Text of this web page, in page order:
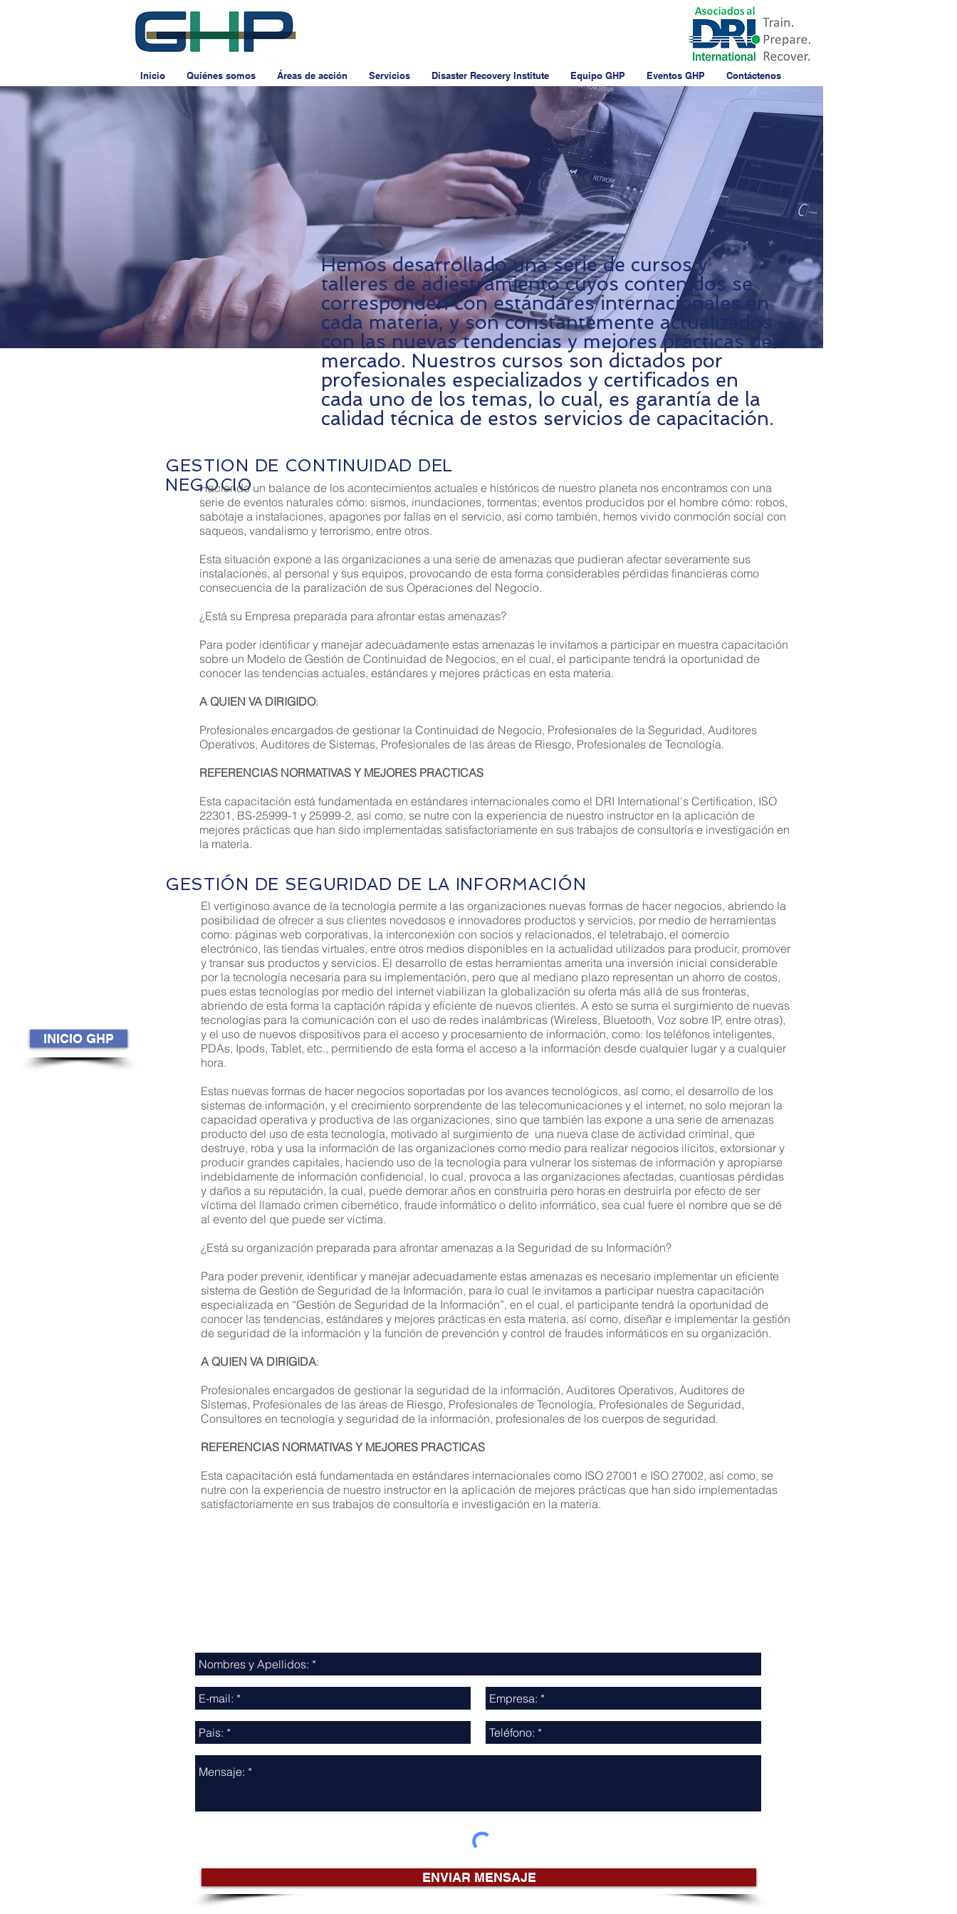
Inicio Quiénes somos Áreas de acción Servicios Disaster Recovery Institute Equipo GHP Eventos GHP Contáctenos
INICIO GHP
Haciendo un balance de los acontecimientos actuales e históricos de nuestro planeta nos
encontramos con una serie de eventos naturales cómo: sismos, inundaciones, tormentas;
eventos producidos por el hombre cómo: robos, sabotaje a instalaciones, apagones por fallas
en el servicio, así como también, hemos vivido conmoción social con saqueos, vandalismo y
terrorismo, entre otros.
Esta situación expone a las organizaciones a una serie de amenazas que pudieran afectar
severamente sus instalaciones, al personal y sus equipos, provocando de esta forma
considerables pérdidas financieras como consecuencia de la paralización de sus
Operaciones del Negocio.
¿Está su Empresa preparada para afrontar estas amenazas?
participante tendrá la oportunidad de conocer las tendencias actuales, estándares y mejores
prácticas en esta materia.
A QUIEN VA DIRIGIDO:
Profesionales encargados de gestionar la Continuidad de Negocio, Profesionales de la
Seguridad, Auditores Operativos, Auditores de Sistemas, Profesionales de las áreas de
Riesgo, Profesionales de Tecnología.
REFERENCIAS NORMATIVAS Y MEJORES PRACTICAS
Esta capacitación está fundamentada en estándares internacionales como el DRI
experiencia de nuestro instructor en la aplicación de mejores prácticas que han sido
implementadas satisfactoriamente en sus trabajos de consultoría e investigación en la materia.
Hemos desarrollado una serie de cursos y
talleres de adiestramiento cuyos contenidos se
corresponden con estándares internacionales en
cada materia, y son constantemente actualizados
con las nuevas tendencias y mejores prácticas del
mercado. Nuestros cursos son dictados por
profesionales especializados y certificados en
cada uno de los temas, lo cual, es garantía de la
calidad técnica de estos servicios de capacitación.
GESTION DE CONTINUIDAD DEL
NEGOCIO
Haciendo un balance de los acontecimientos actuales e históricos de nuestro planeta nos encontramos con una
serie de eventos naturales cómo: sismos, inundaciones, tormentas; eventos producidos por el hombre cómo: robos,
sabotaje a instalaciones, apagones por fallas en el servicio, así como también, hemos vivido conmoción social con
saqueos, vandalismo y terrorismo, entre otros.
Esta situación expone a las organizaciones a una serie de amenazas que pudieran afectar severamente sus
instalaciones, al personal y sus equipos, provocando de esta forma considerables pérdidas financieras como
consecuencia de la paralización de sus Operaciones del Negocio.
¿Está su Empresa preparada para afrontar estas amenazas?
Para poder identificar y manejar adecuadamente estas amenazas le invitamos a participar en muestra capacitación
sobre un Modelo de Gestión de Continuidad de Negocios, en el cual, el participante tendrá la oportunidad de
conocer las tendencias actuales, estándares y mejores prácticas en esta materia.
A QUIEN VA DIRIGIDO:
Profesionales encargados de gestionar la Continuidad de Negocio, Profesionales de la Seguridad, Auditores
Operativos, Auditores de Sistemas, Profesionales de las áreas de Riesgo, Profesionales de Tecnología.
REFERENCIAS NORMATIVAS Y MEJORES PRACTICAS
Esta capacitación está fundamentada en estándares internacionales como el DRI International's Certification, ISO
22301, BS-25999-1 y 25999-2, así como, se nutre con la experiencia de nuestro instructor en la aplicación de
mejores prácticas que han sido implementadas satisfactoriamente en sus trabajos de consultoría e investigación en
la materia.
GESTIÓN DE SEGURIDAD DE LA INFORMACIÓN
El vertiginoso avance de la tecnología permite a las organizaciones nuevas formas de hacer negocios, abriendo la
posibilidad de ofrecer a sus clientes novedosos e innovadores productos y servicios, por medio de herramientas
como: páginas web corporativas, la interconexión con socios y relacionados, el teletrabajo, el comercio
electrónico, las tiendas virtuales, entre otros medios disponibles en la actualidad utilizados para producir, promover
y transar sus productos y servicios. El desarrollo de estas herramientas amerita una inversión inicial considerable
por la tecnología necesaria para su implementación, pero que al mediano plazo representan un ahorro de costos,
pues estas tecnologías por medio del internet viabilizan la globalización su oferta más allá de sus fronteras,
abriendo de esta forma la captación rápida y eficiente de nuevos clientes. A esto se suma el surgimiento de nuevas
tecnologías para la comunicación con el uso de redes inalámbricas (Wireless, Bluetooth, Voz sobre IP, entre otras),
y el uso de nuevos dispositivos para el acceso y procesamiento de información, como: los teléfonos inteligentes,
PDAs, Ipods, Tablet, etc., permitiendo de esta forma el acceso a la información desde cualquier lugar y a cualquier
hora.
Estas nuevas formas de hacer negocios soportadas por los avances tecnológicos, así como, el desarrollo de los
sistemas de información, y el crecimiento sorprendente de las telecomunicaciones y el internet, no solo mejoran la
capacidad operativa y productiva de las organizaciones, sino que también las expone a una serie de amenazas
producto del uso de esta tecnología, motivado al surgimiento de una nueva clase de actividad criminal, que
destruye, roba y usa la información de las organizaciones como medio para realizar negocios ilícitos, extorsionar y
producir grandes capitales, haciendo uso de la tecnología para vulnerar los sistemas de información y apropiarse
indebidamente de información confidencial, lo cual, provoca a las organizaciones afectadas, cuantiosas pérdidas
y daños a su reputación, la cual, puede demorar años en construirla pero horas en destruirla por efecto de ser
víctima del llamado crimen cibernético, fraude informático o delito informático, sea cual fuere el nombre que se dé
al evento del que puede ser víctima.
¿Está su organización preparada para afrontar amenazas a la Seguridad de su Información?
Para poder prevenir, identificar y manejar adecuadamente estas amenazas es necesario implementar un eficiente
sistema de Gestión de Seguridad de la Información, para lo cual le invitamos a participar nuestra capacitación
especializada en “Gestión de Seguridad de la Información”, en el cual, el participante tendrá la oportunidad de
conocer las tendencias, estándares y mejores prácticas en esta materia, así como, diseñar e implementar la gestión
de seguridad de la información y la función de prevención y control de fraudes informáticos en su organización.
A QUIEN VA DIRIGIDA:
Profesionales encargados de gestionar la seguridad de la información, Auditores Operativos, Auditores de
Sistemas, Profesionales de las áreas de Riesgo, Profesionales de Tecnología, Profesionales de Seguridad,
Consultores en tecnología y seguridad de la información, profesionales de los cuerpos de seguridad.
REFERENCIAS NORMATIVAS Y MEJORES PRACTICAS
Esta capacitación está fundamentada en estándares internacionales como ISO 27001 e ISO 27002, así como, se
nutre con la experiencia de nuestro instructor en la aplicación de mejores prácticas que han sido implementadas
satisfactoriamente en sus trabajos de consultoría e investigación en la materia.
ENVIAR MENSAJE